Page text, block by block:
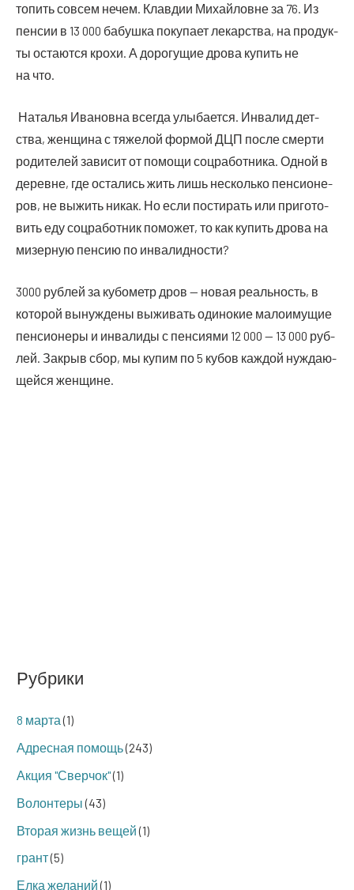
Рубрики
8 марта(1)
Адресная помощь(243)
Акция "Сверчок"(1)
Волонтеры(43)
Вторая жизнь вещей(1)
грант(5)
Елка желаний(1)
топить совсем нечем. Клав­дии Михай­ловне за 76. Из
пен­сии в 13 000 бабуш­ка поку­па­ет лекар­ства, на про­дук­
ты оста­ют­ся кро­хи. А доро­гу­щие дро­ва купить не
на что.
Ната­лья Ива­нов­на все­гда улы­ба­ет­ся. Инва­лид дет­
ства, жен­щи­на с тяже­лой фор­мой ДЦП после смер­ти
роди­те­лей зави­сит от помо­щи соц­ра­бот­ни­ка. Одной в
деревне, где оста­лись жить лишь несколь­ко пен­си­о­не­
ров, не выжить никак. Но если пости­рать или при­го­то­
вить еду соц­ра­бот­ник помо­жет, то как купить дро­ва на
мизер­ную пен­сию по инвалидности?
3000 руб­лей за кубо­метр дров — новая реаль­ность, в
кото­рой вынуж­де­ны выжи­вать оди­но­кие мало­иму­щие
пен­си­о­не­ры и инва­ли­ды с пен­си­я­ми 12 000 — 13 000 руб­
лей. Закрыв сбор, мы купим по 5 кубов каж­дой нуж­да­ю­
щей­ся женщине.